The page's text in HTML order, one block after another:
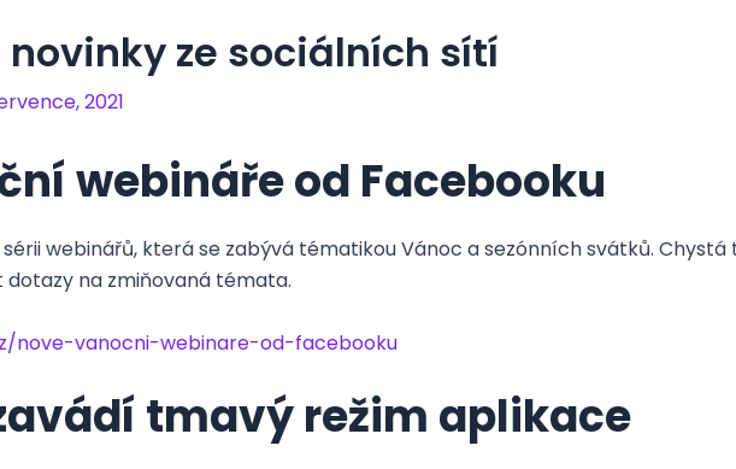
ze sociálních sítí
2021
webináře od Facebooku
webinářů, která se zabývá tématikou Vánoc a sezónních svátků.
na zmiňovaná témata.
nove-vanocni-webinare-od-facebooku
tmavý režim aplikace